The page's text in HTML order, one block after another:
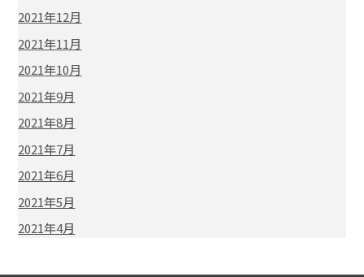
2021年12月
2021年11月
2021年10月
2021年9月
2021年8月
2021年7月
2021年6月
2021年5月
2021年4月